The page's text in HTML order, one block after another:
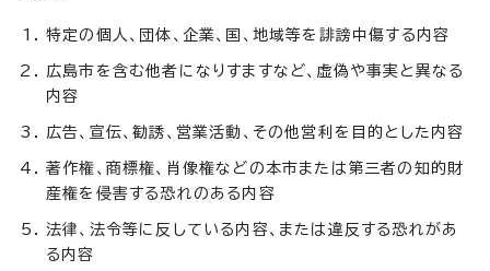
特定の個人、団体、企業、国、地域等を誹謗中傷する内容
広島市を含む他者になりすますなど、虚偽や事実と異なる
内容
広告、宣伝、勧誘、営業活動、その他営利を目的とした内容
著作権、商標権、肖像権などの本市または第三者の知的財
産権を侵害する恐れのある内容
法律、法令等に反している内容、または違反する恐れがあ
る内容